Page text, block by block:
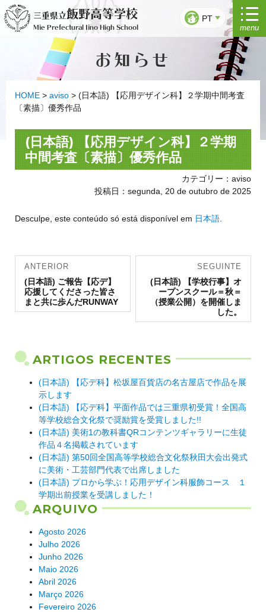
Saltar
para
三重県立飯野高等学校
Mie Prefectural Iino High School
PT
menu
お知らせ
HOME > aviso > (日本語) 【応用デザイン科】２学期中間考査
〔素描〕優秀作品
(日本語) 【応用デザイン科】２学期
中間考査〔素描〕優秀作品
カテゴリー：aviso
投稿日：segunda, 20 de outubro de 2025
Desculpe, este conteúdo só está disponível em 日本語
Navegação
de artigos
ANTERIOR
Artigo
anterior:
(日本語) ご報告【応デ】
応援してくださった皆さ
まと共に歩んだRUNWAY
SEGUINTE
Artigo
seguinte:
(日本語) 【学校行事】オ
ープンスクール＝秋＝
（授業公開）を開催しま
した。
ARTIGOS RECENTES
(日本語) 【応デ科】松坂屋百貨店の名古屋店で作品を展
示します
(日本語) 【応デ科】平面作品では三重県初受賞！全国高
等学校総合文化祭で奨励賞を受賞しました!!
(日本語) 美術1の教科書QRコンテンツギャラリーに生徒
作品４名掲載されています
(日本語) 第50回全国高等学校総合文化祭秋田大会出発式
に美術・工芸部門代表で出席しました
(日本語) プロから学ぶ！応用デザイン科服飾コース １
学期出前授業を受講しました！
ARQUIVO
Agosto 2026
Julho 2026
Junho 2026
Maio 2026
Abril 2026
Março 2026
Fevereiro 2026